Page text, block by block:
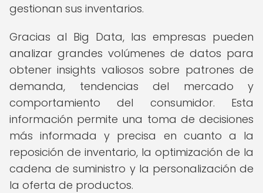
gestionan sus inventarios.
Gracias al Big Data, las empresas pueden
analizar grandes volúmenes de datos para
obtener insights valiosos sobre patrones de
demanda, tendencias del mercado y
comportamiento del consumidor. Esta
información permite una toma de decisiones
más informada y precisa en cuanto a la
reposición de inventario, la optimización de la
cadena de suministro y la personalización de
la oferta de productos.